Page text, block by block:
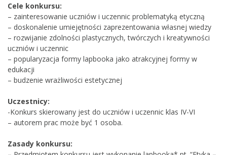
Cele konkursu:
– zainteresowanie uczniów i uczennic problematyką etyczną
– doskonalenie umiejętności zaprezentowania własnej wiedzy
– rozwijanie zdolności plastycznych, twórczych i kreatywności
uczniów i uczennic
– popularyzacja formy lapbooka jako atrakcyjnej formy w
edukacji
– budzenie wrażliwości estetycznej
Uczestnicy:
-Konkurs skierowany jest do uczniów i uczennic klas IV-VI
– autorem prac może być 1 osoba.
Zasady konkursu: